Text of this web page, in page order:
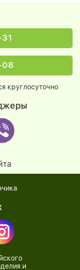
08
круглосуточно
и